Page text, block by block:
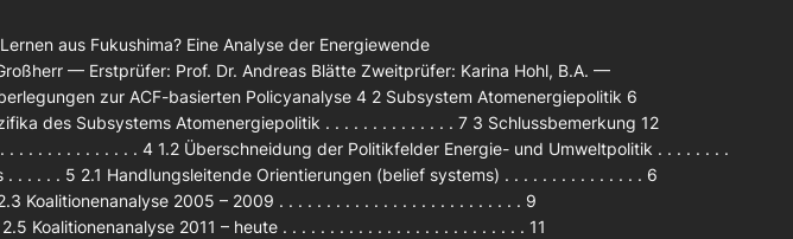
aus Fukushima? Eine Analyse der Energiewende
— Erstprüfer: Prof. Dr. Andreas Blätte Zweitprüfer: Karina Hohl, B.A. —
zur ACF-basierten Policyanalyse 4 2 Subsystem Atomenergiepolitik 6
des Subsystems Atomenergiepolitik . . . . . . . . . . . . . . 7 3 Schlussbemerkung 12
. . . . . . . . . . . . . 4 1.2 Überschneidung der Politikfelder Energie- und Umweltpolitik . . . . . . . .
. . . . 5 2.1 Handlungsleitende Orientierungen (belief systems) . . . . . . . . . . . . . . . 6
Koalitionenanalyse 2005 – 2009 . . . . . . . . . . . . . . . . . . . . . . . . . . 9
Koalitionenanalyse 2011 – heute . . . . . . . . . . . . . . . . . . . . . . . . . . 11